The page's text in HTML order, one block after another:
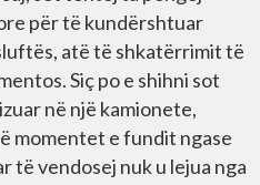
për të kundërshtuar
atë të shkatërrimit të
Siç po e shihni sot
në një kamionete,
momentet e fundit ngase
të vendosej nuk u lejua nga